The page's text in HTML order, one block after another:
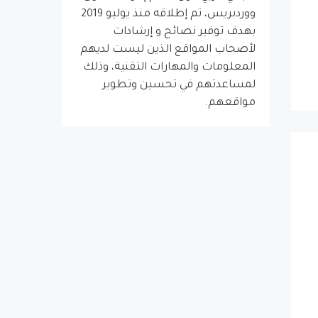
ووردبريس، تم إطلاقه منذ يوليو 2019
بهدف توفير نصائح و إرشادات
لأصحاب المواقع الذين ليست لديهم
المعلومات والمهارات التقنية، وذلك
لمساعدتهم في تحسين وتطوير
مواقعهم.